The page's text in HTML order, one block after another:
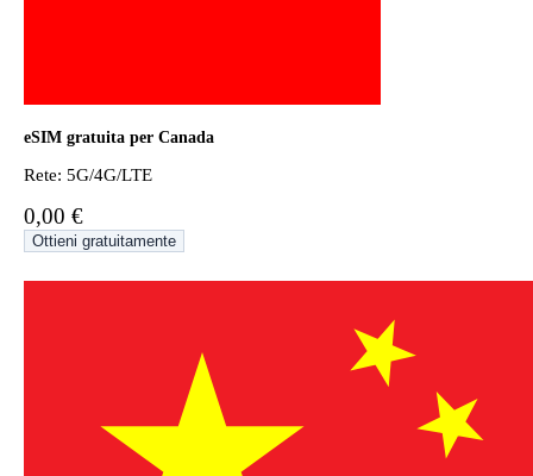
eSIM gratuita per Canada
Rete: 5G/4G/LTE
0,00 €
Ottieni gratuitamente